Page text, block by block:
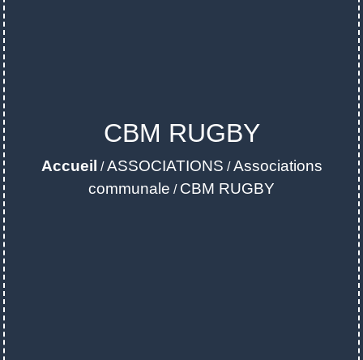
CBM RUGBY
Accueil /ASSOCIATIONS /Associations
communale / CBM RUGBY